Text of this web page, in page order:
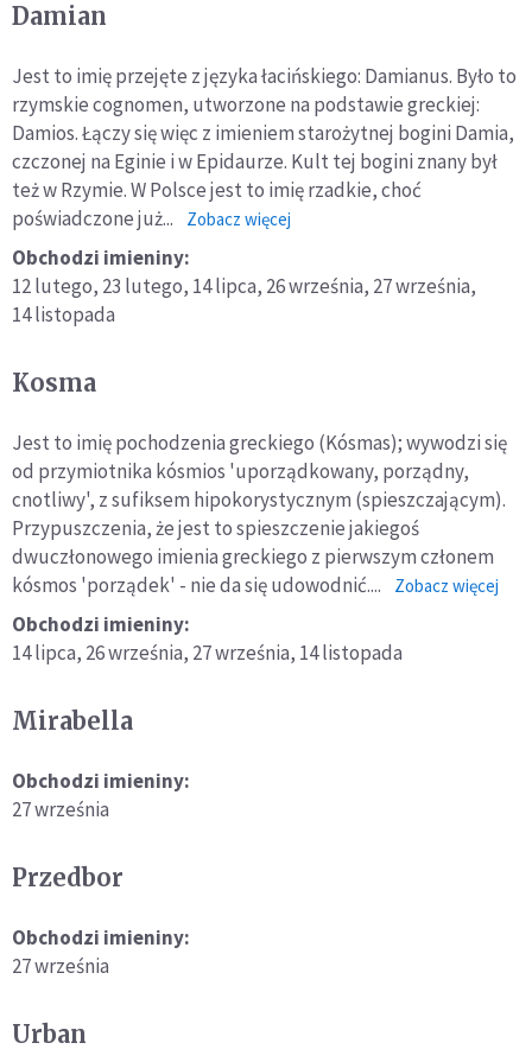
Damian
Jest to imię przejęte z języka łacińskiego: Damianus. Było to
rzymskie cognomen, utworzone na podstawie greckiej:
Damios. Łączy się więc z imieniem starożytnej bogini Damia,
czczonej na Eginie i w Epidaurze. Kult tej bogini znany był
też w Rzymie. W Polsce jest to imię rzadkie, choć
poświadczone już...
Zobacz więcej
Obchodzi imieniny:
12 lutego, 23 lutego, 14 lipca, 26 września, 27 września,
14 listopada
Kosma
Jest to imię pochodzenia greckiego (Kósmas); wywodzi się
od przymiotnika kósmios 'uporządkowany, porządny,
cnotliwy', z sufiksem hipokorystycznym (spieszczającym).
Przypuszczenia, że jest to spieszczenie jakiegoś
dwuczłonowego imienia greckiego z pierwszym członem
kósmos 'porządek' - nie da się udowodnić....
Zobacz więcej
Obchodzi imieniny:
14 lipca, 26 września, 27 września, 14 listopada
Mirabella
Obchodzi imieniny:
27 września
Przedbor
Obchodzi imieniny:
27 września
Urban